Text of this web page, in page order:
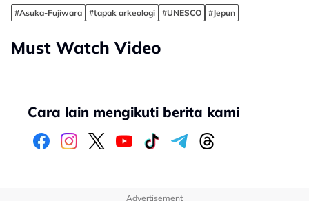
#Asuka-Fujiwara #tapak arkeologi #UNESCO #Jepun
Must Watch Video
Cara lain mengikuti berita kami
Advertisement